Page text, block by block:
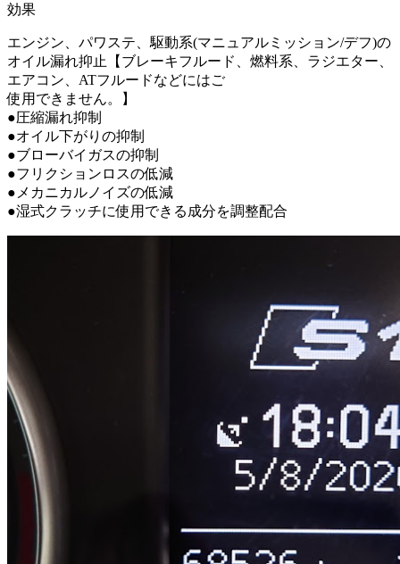
効果
エンジン、パワステ、駆動系(マニュアルミッション/デフ)の
オイル漏れ抑止【ブレーキフルード、燃料系、ラジエター、
エアコン、ATフルードなどにはご
使用できません。】
●圧縮漏れ抑制
●オイル下がりの抑制
●ブローバイガスの抑制
●フリクションロスの低減
●メカニカルノイズの低減
●湿式クラッチに使用できる成分を調整配合